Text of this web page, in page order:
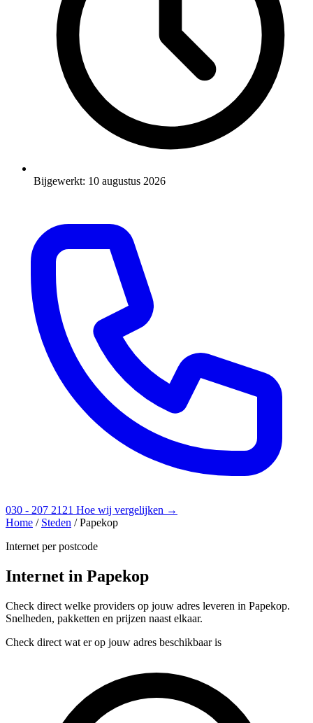
Bijgewerkt: 10 augustus 2026
030 - 207 2121 Hoe wij vergelijken →
Home / Steden / Papekop
Internet per postcode
Internet in Papekop
Check direct welke providers op jouw adres leveren in Papekop.
Snelheden, pakketten en prijzen naast elkaar.
Check direct wat er op jouw adres beschikbaar is